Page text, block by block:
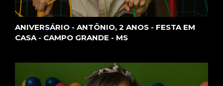
ANIVERSÁRIO - ANTÔNIO, 2 ANOS - FESTA EM
CASA - CAMPO GRANDE - MS